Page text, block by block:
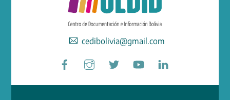
cedibolivia@gmail.com
Facebook